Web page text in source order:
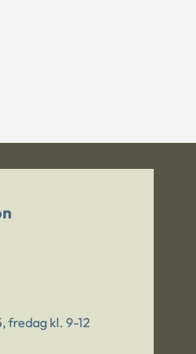
fredag kl. 9-12